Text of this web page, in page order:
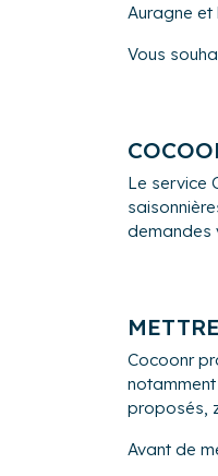
Auragne et
Vous
Le service
demandes
Cocoonr
proposés,
Avant de